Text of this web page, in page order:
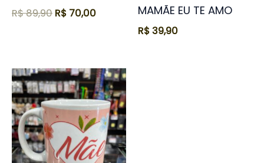
R$89,90 R$ 70,00
MAMÃE EU TE AMO
R$39,90